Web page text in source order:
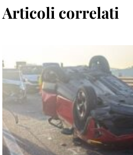
Articoli correlati